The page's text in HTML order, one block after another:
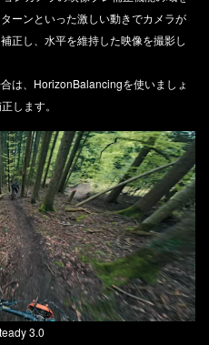
ーンといった激しい動きでカメラが
正し、水平を維持した映像を撮影し
は、HorizonBalancingを使いましょ
します。
3.0